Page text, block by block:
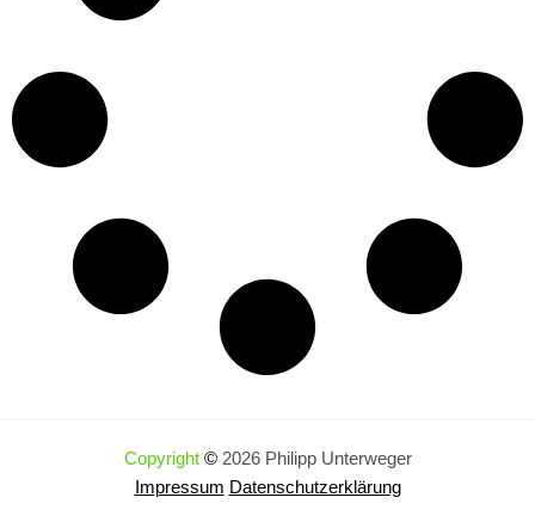
Copyright ©2026 Philipp Unterweger
Impressum Datenschutzerklärung